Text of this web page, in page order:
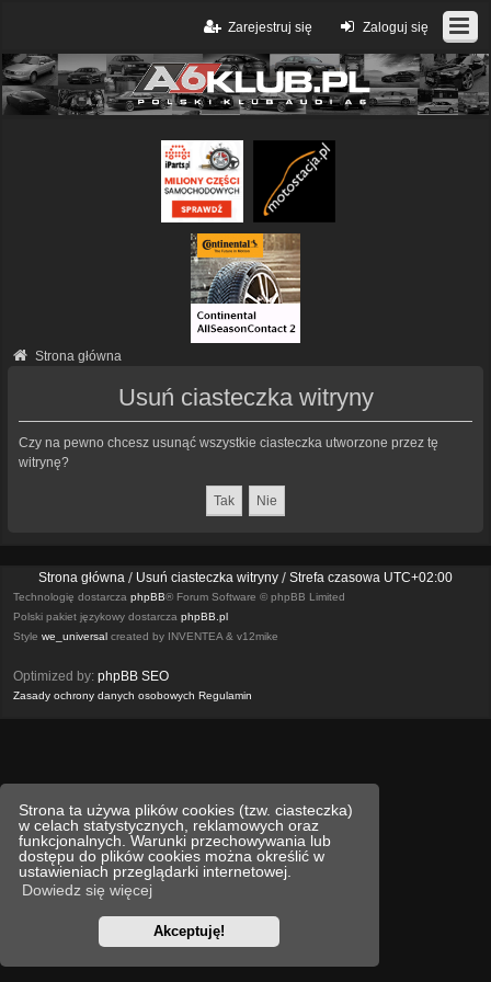
Strona ta używa plików cookies (tzw. ciasteczka)
w celach statystycznych, reklamowych oraz
funkcjonalnych. Warunki przechowywania lub
dostępu do plików cookies można określić w
ustawieniach przeglądarki internetowej.
Dowiedz się więcej
Akceptuję!
Zaloguj się
Zarejestruj się
Strona główna
Usuń ciasteczka witryny
Czy na pewno chcesz usunąć wszystkie ciasteczka utworzone przez tę
witrynę?
Strona główna Usuń ciasteczka witryny Strefa czasowa UTC+02:00
Technologię dostarcza phpBB® Forum Software © phpBB Limited
Polski pakiet językowy dostarcza phpBB.pl
Style we_universal created by INVENTEA & v12mike
Optimized by: phpBB SEO
Zasady ochrony danych osobowych Regulamin